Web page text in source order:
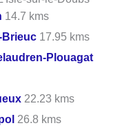
14.7 kms
Brieuc 17.95 kms
Plouagat
22.23 kms
26.8 kms